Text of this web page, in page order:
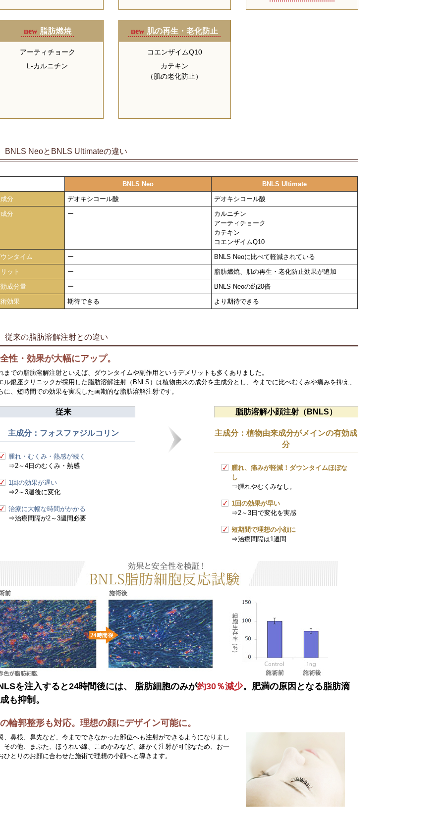
new脂肪燃焼
アーティチョーク
L-カルニチン
new 肌の再生・老化防止
コエンザイムQ10
カテキン
（肌の老化防止）
BNLS NeoとBNLS Ultimateの違い
BNLS Neo
BNLS Ultimate
分
デオキシコール酸
デオキシコール酸
分
ー
カルニチン
アーティチョーク
カテキン
コエンザイムQ10
ンタイム
ー
BNLS Neoに比べて軽減されている
ット
ー
脂肪燃焼、肌の再生・老化防止効果が追加
成分量
ー
BNLS Neoの約20倍
効果
期待できる より期待できる
従来の脂肪溶解注射との違い
性・効果が大幅にアップ。
までの脂肪溶解注射といえば、ダウンタイムや副作用というデメリットも多くありました。
ル銀座クリニックが採用した脂肪溶解注射（BNLS）は植物由来の成分を主成分とし、今までに比べむくみや痛みを抑え、
に、短時間での効果を実現した画期的な脂肪溶解注射です。
従来
主成分：フォスファジルコリン
腫れ・むくみ・熱感が続く
⇒2～4日のむくみ・熱感
1回の効果が遅い
⇒2～3週後に変化
治療に大幅な時間がかかる
⇒治療間隔が2～3週間必要
脂肪溶解小顔注射（BNLS）
主成分：植物由来成分がメインの有効成
分
腫れ、痛みが軽減！ダウンタイムほぼな
し
⇒腫れやむくみなし。
1回の効果が早い
⇒2～3日で変化を実感
短期間で理想の小顔に
⇒治療間隔は1週間
を注入すると24時間後には、 脂肪細胞のみが約30％減少。肥満の原因となる脂肪滴
も抑制。
輪郭整形も対応。理想の顔にデザイン可能に。
、鼻根、鼻先など、今までできなかった部位へも注射ができるようになりまし
その他、まぶた、ほうれい線、こめかみなど、細かく注射が可能なため、お一
ひとりのお顔に合わせた施術で理想の小顔へと導きます。